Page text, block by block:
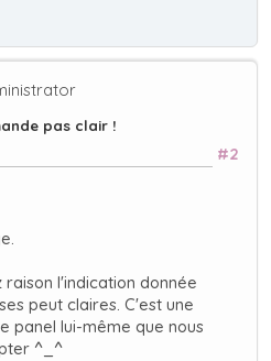
pas clair !
#2
l'indication donnée
peut claires. C'est une
panel lui-même que nous
^_^